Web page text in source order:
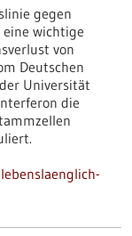
gegen
wichtige
von
Deutschen
Universität
die